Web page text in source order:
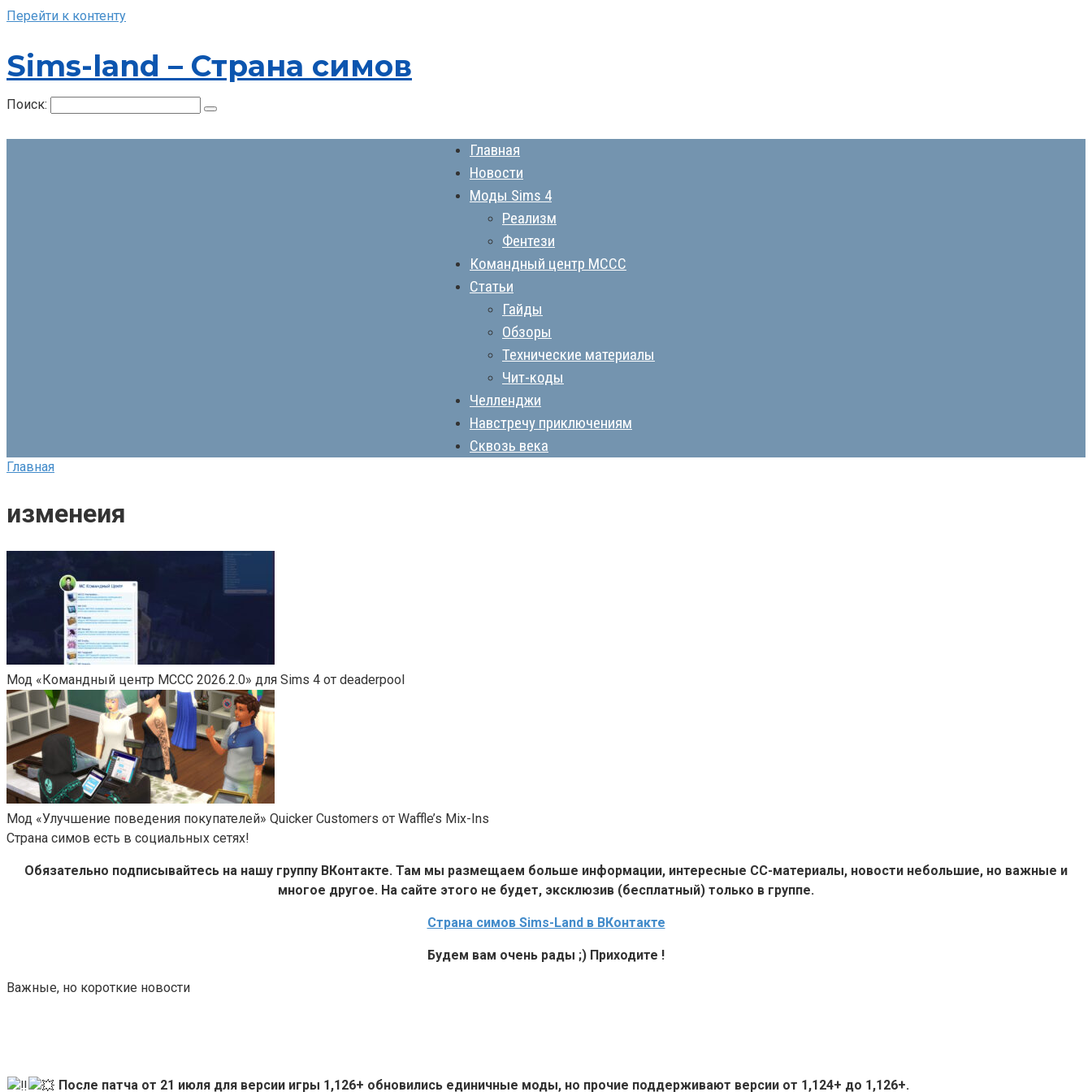
Перейти к контенту
Sims-land – Страна симов
Поиск:
Главная
Новости
Моды Sims 4
Реализм
Фентези
Командный центр MCCC
Статьи
Гайды
Обзоры
Технические материалы
Чит-коды
Челленджи
Навстречу приключениям
Сквозь века
Главная
изменеия
Мод «Командный центр MCCC 2026.2.0» для Sims 4 от deaderpool
Мод «Улучшение поведения покупателей» Quicker Customers от Waffle’s Mix-Ins
Страна симов есть в социальных сетях!
Обязательно подписывайтесь на нашу группу ВКонтакте. Там мы размещаем больше информации, интересные СС-материалы, новости небольшие, но важные и
многое другое. На сайте этого не будет, эксклюзив (бесплатный) только в группе.
Страна симов Sims-Land в ВКонтакте
Будем вам очень рады ;) Приходите !
Важные, но короткие новости
После патча от 21 июля для версии игры 1,126+ обновились единичные моды, но прочие поддерживают версии от 1,124+ до 1,126+.